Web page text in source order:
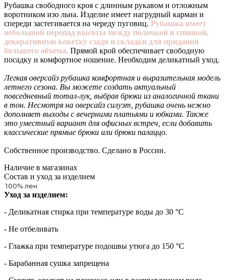
Рубашка свободного кроя с длинным рукавом и отложным
воротником изо льна. Изделие имеет нагрудный карман и
спереди застегивается на череду пуговиц. Рубашка имеет
небольшой перепад высоты между полочкой и спинкой,
декоративную кокетку сзади и складки для придания
большего объема. Прямой крой обеспечивает свободную
посадку и комфортное ношение. Необходим деликатный уход.
Легкая оверсайз рубашка комфортная и выразительная модель
летнего сезона. Вы можете создать актуальный
повседневный тотал-лук, выбрав брюки из аналогичной ткани
в тон. Несмотря на оверсайз силуэт, рубашка очень нежно
дополняет выходы с вечерними платьями и юбками. Также
это уместный вариант для офисных встреч, если добавить
классические прямые брюки или брюки палаццо.
Собственное производство. Сделано в России.
Наличие в магазинах
Состав и уход за изделием
100% лен
Уход за изделием:
- Деликатная стирка при температуре воды до 30 °C
- Не отбеливать
- Глажка при температуре подошвы утюга до 150 °C
- Барабанная сушка запрещена